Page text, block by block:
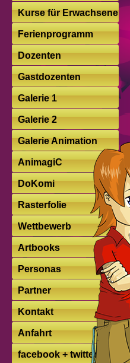
Kurse für Erwachsene
Ferienprogramm
Dozenten
Gastdozenten
Galerie 1
Galerie 2
Galerie Animation
AnimagiC
DoKomi
Rasterfolie
Wettbewerb
Artbooks
Personas
Partner
Kontakt
Anfahrt
facebook + twitter